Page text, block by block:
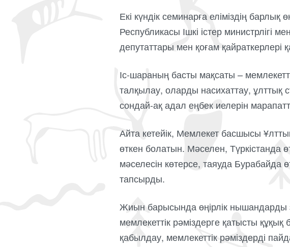
Екі күндік семинарға еліміздің
Республикасы Ішкі істер министрлігі
депутаттары мен қоғам қайраткерлері
Іс-шараның басты мақсаты –
талқылау, оларды насихаттау, ұлттық
сондай-ақ адал еңбек иелерін
Айта кетейік, Мемлекет басшысы
өткен болатын. Мәселен, Түркістанда
мәселесін көтерсе, таяуда Бурабайда
тапсырды.
Жиын барысында өңірлік нышандарды
мемлекеттік рәміздерге қатысты
қабылдау, мемлекеттік рәміздерді